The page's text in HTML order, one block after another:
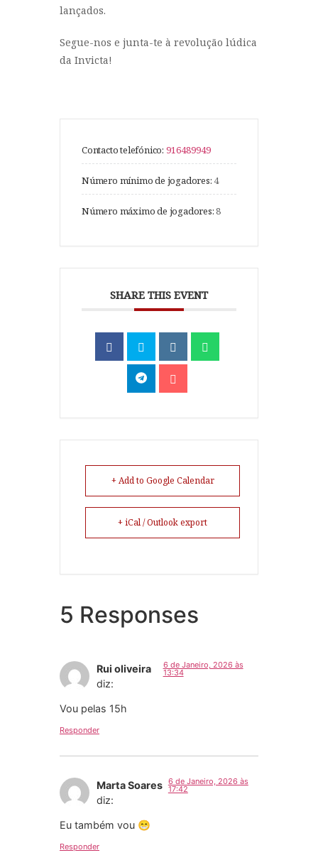
lançados.
Segue-nos e junta-te à revolução lúdica
da Invicta!
Contacto telefónico: 916489949
Número mínimo de jogadores:4
Número máximo de jogadores:8
SHARE THIS EVENT
+ Add to Google Calendar
+ iCal / Outlook export
5 Responses
Rui oliveira
diz:
6 de Janeiro, 2026 às
13:34
Vou pelas 15h
Responder
Marta Soares
diz:
6 de Janeiro, 2026 às
17:42
Eu também vou 😁
Responder